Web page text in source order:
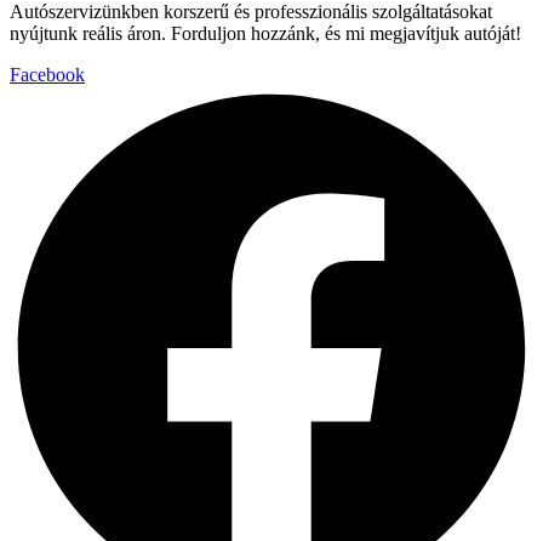
Autószervizünkben korszerű és professzionális szolgáltatásokat
nyújtunk reális áron. Forduljon hozzánk, és mi megjavítjuk autóját!
Facebook